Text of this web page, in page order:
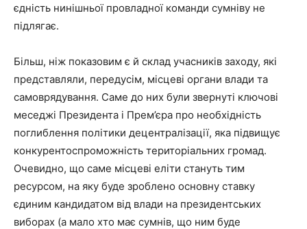
єдність нинішньої провладної команди сумніву не
підлягає.
Більш, ніж показовим є й склад учасників заходу, які
представляли, передусім, місцеві органи влади та
самоврядування. Саме до них були звернуті ключові
меседжі Президента і Прем’єра про необхідність
поглиблення політики децентралізації, яка підвищує
конкурентоспроможність територіальних громад.
Очевидно, що саме місцеві еліти стануть тим
ресурсом, на яку буде зроблено основну ставку
єдиним кандидатом від влади на президентських
виборах (а мало хто має сумнів, що ним буде